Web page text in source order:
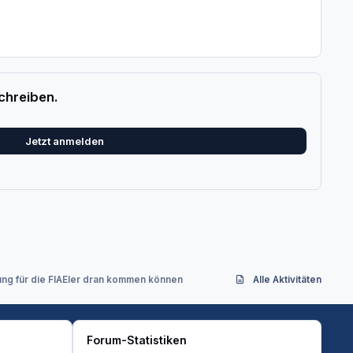
Jetzt anmelden
für die FIAEler dran kommen können Alle Aktivitäten
Forum-Statistiken